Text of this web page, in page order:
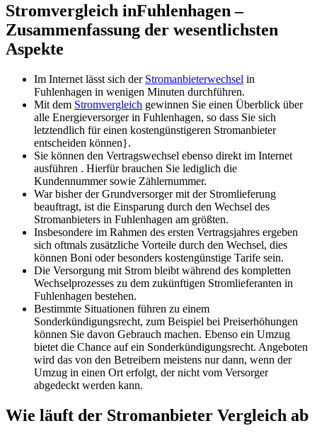
Stromvergleich inFuhlenhagen –
Zusammenfassung der wesentlichsten
Aspekte
Im Internet lässt sich der Stromanbieterwechsel in
Fuhlenhagen in wenigen Minuten durchführen.
Mit dem Stromvergleich gewinnen Sie einen Überblick über
alle Energieversorger in Fuhlenhagen, so dass Sie sich
letztendlich für einen kostengünstigeren Stromanbieter
entscheiden können}.
Sie können den Vertragswechsel ebenso direkt im Internet
ausführen . Hierfür brauchen Sie lediglich die
Kundennummer sowie Zählernummer.
War bisher der Grundversorger mit der Stromlieferung
beauftragt, ist die Einsparung durch den Wechsel des
Stromanbieters in Fuhlenhagen am größten.
Insbesondere im Rahmen des ersten Vertragsjahres ergeben
sich oftmals zusätzliche Vorteile durch den Wechsel, dies
können Boni oder besonders kostengünstige Tarife sein.
Die Versorgung mit Strom bleibt während des kompletten
Wechselprozesses zu dem zukünftigen Stromlieferanten in
Fuhlenhagen bestehen.
Bestimmte Situationen führen zu einem
Sonderkündigungsrecht, zum Beispiel bei Preiserhöhungen
können Sie davon Gebrauch machen. Ebenso ein Umzug
bietet die Chance auf ein Sonderkündigungsrecht. Angeboten
wird das von den Betreibern meistens nur dann, wenn der
Umzug in einen Ort erfolgt, der nicht vom Versorger
abgedeckt werden kann.
Wie läuft der Stromanbieter Vergleich ab